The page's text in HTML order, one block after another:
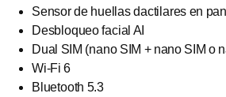
Sensor de huellas dactilares en
Desbloqueo facial AI
Dual SIM (nano SIM + nano SIM o
Wi-Fi 6
Bluetooth 5.3